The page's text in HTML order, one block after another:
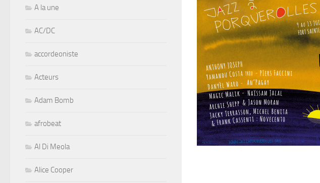
A la une
AC/DC
accordeoniste
Acteurs
Adam Bomb
afrobeat
Al Di Meola
Alice Cooper